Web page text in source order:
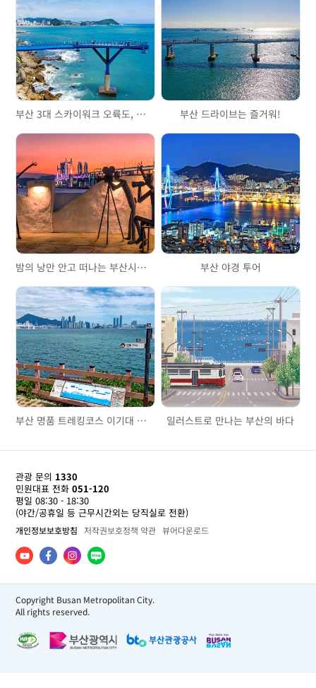
부산 3대 스카이워크 오륙도, 송도, 청사포 부산 드라이브는 즐거워!
밤의 낭만 안고 떠나는 부산시티투어버스 야경투어 브릿지 드라이브 부산 야경 투어
부산 명품 트레킹코스 이기대 해안산책로 일러스트로 만나는 부산의 바다
관광 문의 1330
민원대표 전화 051-120
평일 08:30 - 18:30
(야간/공휴일 등 근무시간외는 당직실로 전환)
개인정보보호방침 저작권보호정책 약관 뷰어다운로드
Copyright Busan Metropolitan City.
All rights reserved.